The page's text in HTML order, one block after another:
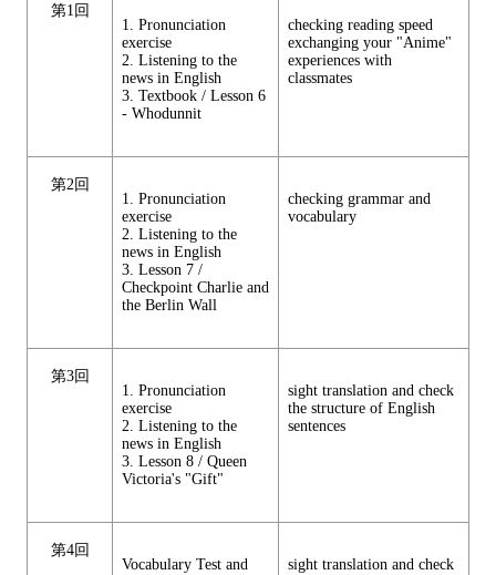
第1回
1. Pronunciation
exercise
2. Listening to the
news in English
3. Textbook / Lesson 6
- Whodunnit
checking reading speed
exchanging your "Anime"
experiences with
classmates
第2回
1. Pronunciation
exercise
2. Listening to the
news in English
3. Lesson 7 /
Checkpoint Charlie and
the Berlin Wall
checking grammar and
vocabulary
第3回
1. Pronunciation
exercise
2. Listening to the
news in English
3. Lesson 8 / Queen
Victoria's "Gift"
sight translation and check
the structure of English
sentences
第4回
Vocabulary Test and
sight translation and check